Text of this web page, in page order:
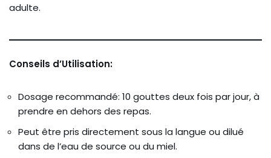
adulte.
Conseils d’Utilisation:
Dosage recommandé: 10 gouttes deux fois par jour, à
prendre en dehors des repas.
Peut être pris directement sous la langue ou dilué
dans de l’eau de source ou du miel.